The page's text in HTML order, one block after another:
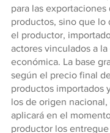
para las
productos, sino que lo
el productor,
actores vinculados a la
económica. La base
según el precio final
productos importados
los de origen
aplicará en el
productor los